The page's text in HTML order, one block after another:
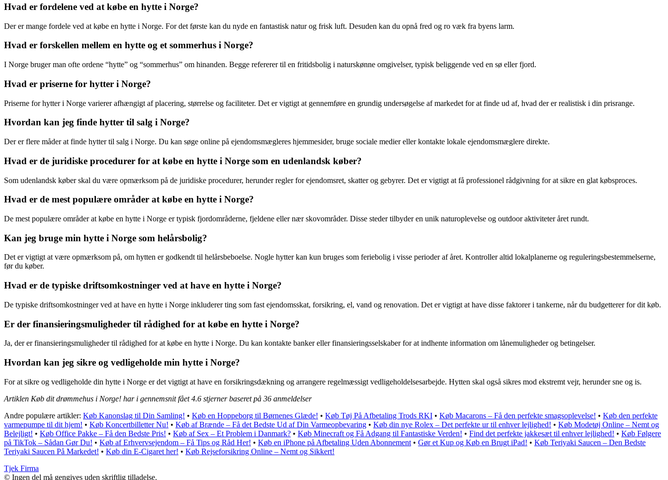
Hvad er fordelene ved at købe en hytte i Norge?
Der er mange fordele ved at købe en hytte i Norge. For det første kan du nyde en fantastisk natur og frisk luft. Desuden kan du opnå fred og ro væk fra byens larm.
Hvad er forskellen mellem en hytte og et sommerhus i Norge?
I Norge bruger man ofte ordene “hytte” og “sommerhus” om hinanden. Begge refererer til en fritidsbolig i naturskønne omgivelser, typisk beliggende ved en sø eller fjord.
Hvad er priserne for hytter i Norge?
Priserne for hytter i Norge varierer afhængigt af placering, størrelse og faciliteter. Det er vigtigt at gennemføre en grundig undersøgelse af markedet for at finde ud af, hvad der er realistisk i din prisrange.
Hvordan kan jeg finde hytter til salg i Norge?
Der er flere måder at finde hytter til salg i Norge. Du kan søge online på ejendomsmægleres hjemmesider, bruge sociale medier eller kontakte lokale ejendomsmæglere direkte.
Hvad er de juridiske procedurer for at købe en hytte i Norge som en udenlandsk køber?
Som udenlandsk køber skal du være opmærksom på de juridiske procedurer, herunder regler for ejendomsret, skatter og gebyrer. Det er vigtigt at få professionel rådgivning for at sikre en glat købsproces.
Hvad er de mest populære områder at købe en hytte i Norge?
De mest populære områder at købe en hytte i Norge er typisk fjordområderne, fjeldene eller nær skovområder. Disse steder tilbyder en unik naturoplevelse og outdoor aktiviteter året rundt.
Kan jeg bruge min hytte i Norge som helårsbolig?
Det er vigtigt at være opmærksom på, om hytten er godkendt til helårsbeboelse. Nogle hytter kan kun bruges som feriebolig i visse perioder af året. Kontroller altid lokalplanerne og reguleringsbestemmelserne,
før du køber.
Hvad er de typiske driftsomkostninger ved at have en hytte i Norge?
De typiske driftsomkostninger ved at have en hytte i Norge inkluderer ting som fast ejendomsskat, forsikring, el, vand og renovation. Det er vigtigt at have disse faktorer i tankerne, når du budgetterer for dit køb.
Er der finansieringsmuligheder til rådighed for at købe en hytte i Norge?
Ja, der er finansieringsmuligheder til rådighed for at købe en hytte i Norge. Du kan kontakte banker eller finansieringsselskaber for at indhente information om lånemuligheder og betingelser.
Hvordan kan jeg sikre og vedligeholde min hytte i Norge?
For at sikre og vedligeholde din hytte i Norge er det vigtigt at have en forsikringsdækning og arrangere regelmæssigt vedligeholdelsesarbejde. Hytten skal også sikres mod ekstremt vejr, herunder sne og is.
Artiklen Køb dit drømmehus i Norge! har i gennemsnit fået4.6 stjerner baseret på 36 anmeldelser
Andre populære artikler: Køb Kanonslag til Din Samling! • Køb en Hoppeborg til Børnenes Glæde! • Køb Tøj På Afbetaling Trods RKI • Køb Macarons – Få den perfekte smagsoplevelse! • Køb den perfekte
varmepumpe til dit hjem! • Køb Koncertbilletter Nu! • Køb af Brænde – Få det Bedste Ud af Din Varmeopbevaring • Køb din nye Rolex – Det perfekte ur til enhver lejlighed! • Køb Modetøj Online – Nemt og
Belejligt! • Køb Office Pakke – Få den Bedste Pris! • Køb af Sex – Et Problem i Danmark? • Køb Minecraft og Få Adgang til Fantastiske Verden! • Find det perfekte jakkesæt til enhver lejlighed! • Køb Følgere
på TikTok – Sådan Gør Du! • Køb af Erhvervsejendom – Få Tips og Råd Her! • Køb en iPhone på Afbetaling Uden Abonnement • Gør et Kup og Køb en Brugt iPad! • Køb Teriyaki Saucen – Den Bedste
Teriyaki Saucen På Markedet! • Køb din E-Cigaret her! • Køb Rejseforsikring Online – Nemt og Sikkert!
Tjek Firma
© Ingen del må gengives uden skriftlig tilladelse.